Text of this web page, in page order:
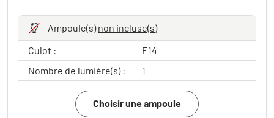
Ampoule(s)non incluse(s)
Culot :
E14
Nombre de lumière(s) :
1
Choisir une ampoule